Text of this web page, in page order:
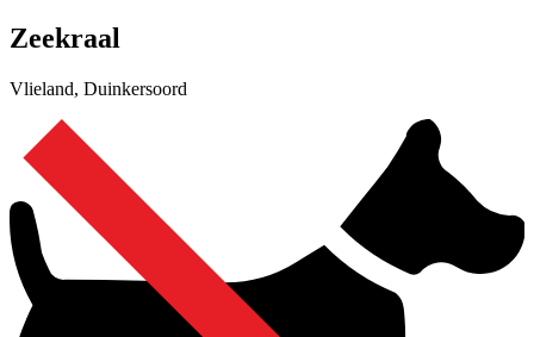
Zeekraal
Vlieland, Duinkersoord